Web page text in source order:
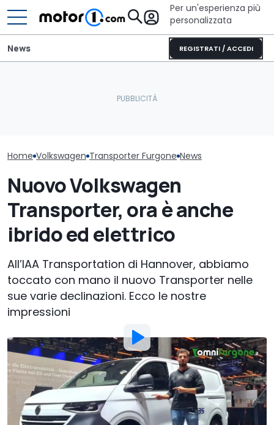
Per un'esperienza più
personalizzata
REGISTRATI / ACCEDI
News
Home Volkswagen Transporter Furgone News
Nuovo Volkswagen
Transporter, ora è anche
ibrido ed elettrico
All’IAA Transportation di Hannover, abbiamo
toccato con mano il nuovo Transporter nelle
sue varie declinazioni. Ecco le nostre
impressioni
Foto di:Motor1.com
Di :Alberto Carmone
16 Set 2024alle 09:00